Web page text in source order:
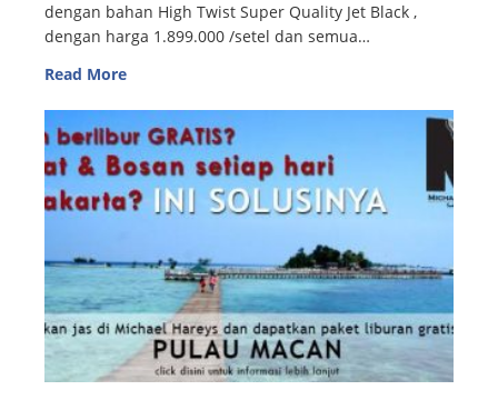
dengan bahan High Twist Super Quality Jet Black ,
dengan harga 1.899.000 /setel dan semua…
Read More